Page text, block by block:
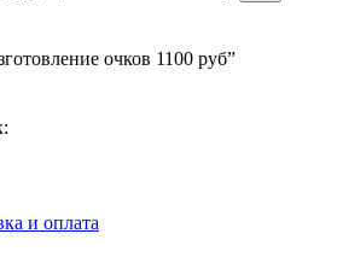
очков 1100 руб”
и оплата